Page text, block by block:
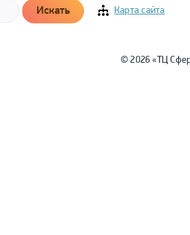
Искать Карта сайта
© 2026 «ТЦ